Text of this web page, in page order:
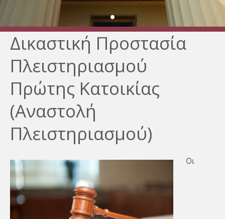
Δικαστική Προστασία
Πλειστηριασμού
Πρώτης Κατοικίας
(Αναστολή
Πλειστηριασμού)
Οι